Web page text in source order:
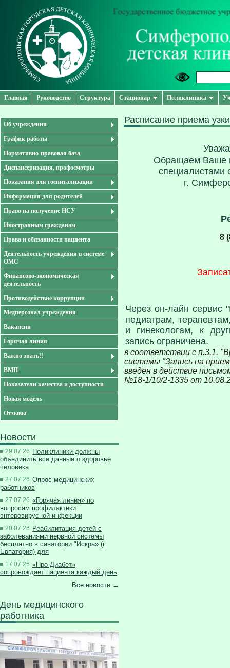
Главная Руководство Структура Стационар Поликлиника
Об учреждении
График работы
Нормативно-правовая база
Диспансеризация, профосмотры
Показания для госпитализации
Информация для родителей
Право на получение НСУ
Иностранным гражданам
Права и обязанности пациента
Деятельность учреждения в системе
ОМС
Финансово-экономическая
деятельность
Противодействие коррупции
Медперсонал учреждения
Вакансии
Горячая линия
Важно знать!!
ВМП
Показатели качества и доступности
Новая модель
Отзывы
Новости
29.07.26 Поликлиники должны
объединить все данные о здоровье
человека
27.07.26 Опрос медицинских
работников
27.07.26 «Горячая линия» по
вопросам профилактики
энтеровирусной инфекции
20.07.26 Реабилитация детей с
заболеваниями нервной системы
бесплатно в санатории "Искра» (г.
Евпатория) для
17.07.26 «Про Диабет»
сопровождает пациента каждый день
Все новости →
День медицинского
работника
Расписание приема
Обращаем Ваше
специалистами
г.
8
Через он-лайн сервис
педиатрам,
и гинекологам, к
запись ограничена.
в соответствии с п.3.1.
системы "Запись на
введен в действие
№18-1/10/2-1335 от